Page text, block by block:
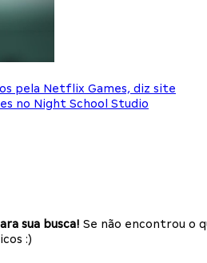
pela Netflix Games, diz site
no Night School Studio
sua busca! Se não encontrou o
:)